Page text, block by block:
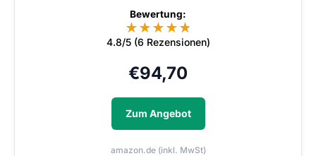
Bewertung:
★★★★★
★
4.8/5 (6 Rezensionen)
€94,70
Zum Angebot
amazon.de (inkl. MwSt)